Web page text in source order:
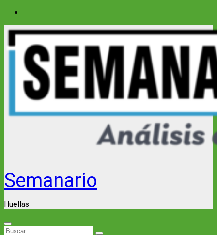
Saltar
contenido
Semanario
Huellas